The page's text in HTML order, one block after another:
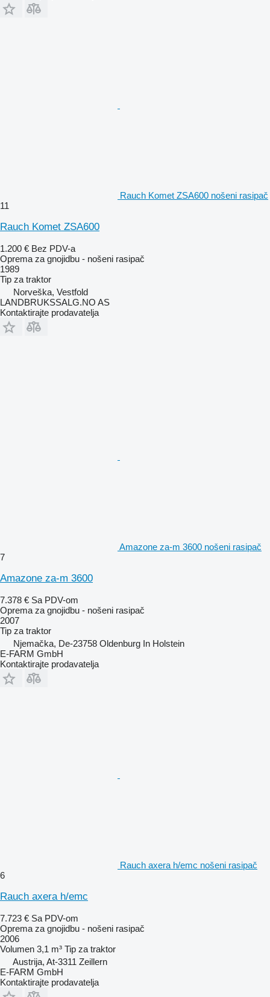
Rauch Komet ZSA600 nošeni rasipač
11
Rauch Komet ZSA600
1.200 € Bez PDV-a
Oprema za gnojidbu - nošeni rasipač
1989
Tip za traktor
Norveška, Vestfold
LANDBRUKSSALG.NO AS
Kontaktirajte prodavatelja
Amazone za-m 3600 nošeni rasipač
7
Amazone za-m 3600
7.378 € Sa PDV-om
Oprema za gnojidbu - nošeni rasipač
2007
Tip za traktor
Njemačka, De-23758 Oldenburg In Holstein
E-FARM GmbH
Kontaktirajte prodavatelja
Rauch axera h/emc nošeni rasipač
6
Rauch axera h/emc
7.723 € Sa PDV-om
Oprema za gnojidbu - nošeni rasipač
2006
Volumen 3,1 m³ Tip za traktor
Austrija, At-3311 Zeillern
E-FARM GmbH
Kontaktirajte prodavatelja